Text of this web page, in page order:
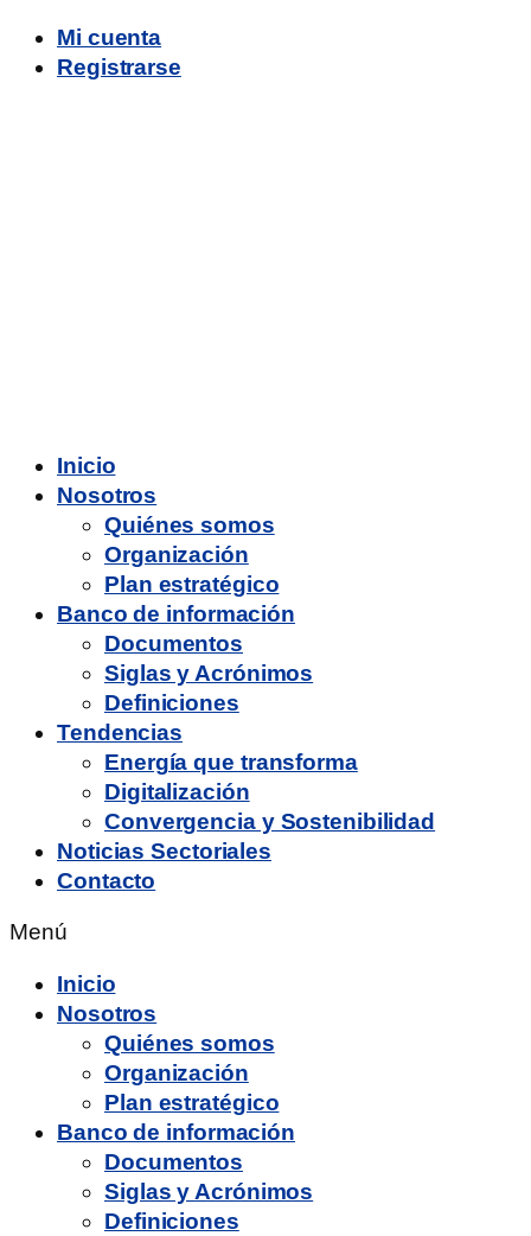
Mi cuenta
Registrarse
Inicio
Nosotros
Quiénes somos
Organización
Plan estratégico
Banco de información
Documentos
Siglas y Acrónimos
Definiciones
Tendencias
Energía que transforma
Digitalización
Convergencia y Sostenibilidad
Noticias Sectoriales
Contacto
Menú
Inicio
Nosotros
Quiénes somos
Organización
Plan estratégico
Banco de información
Documentos
Siglas y Acrónimos
Definiciones